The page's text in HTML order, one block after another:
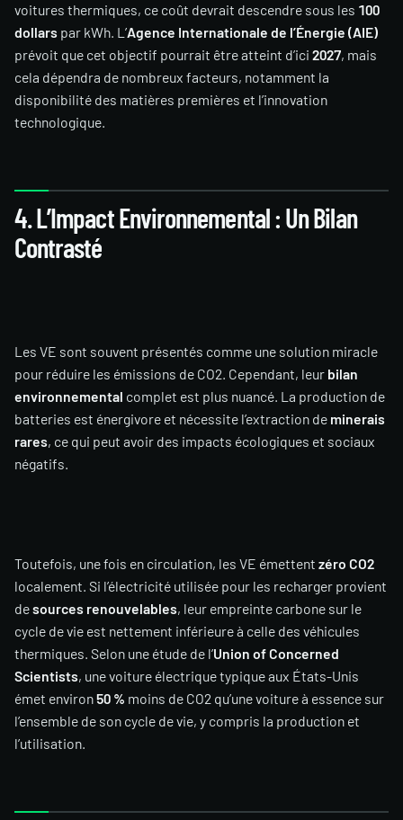
voitures thermiques, ce coût devrait descendre sous les 100
dollarspar kWh. L’Agence Internationale de l’Énergie (AIE)
prévoit que cet objectif pourrait être atteint d’ici 2027, mais
cela dépendra de nombreux facteurs, notamment la
disponibilité des matières premières et l’innovation
technologique.
4. L’Impact Environnemental : Un Bilan
Contrasté
Les VE sont souvent présentés comme une solution miracle
pour réduire les émissions de CO2. Cependant, leur bilan
environnemental complet est plus nuancé. La production de
batteries est énergivore et nécessite l’extraction de minerais
rares, ce qui peut avoir des impacts écologiques et sociaux
négatifs.
Toutefois, une fois en circulation, les VE émettent zéro CO2
localement. Si l’électricité utilisée pour les recharger provient
desources renouvelables, leur empreinte carbone sur le
cycle de vie est nettement inférieure à celle des véhicules
thermiques. Selon une étude de l’Union of Concerned
Scientists, une voiture électrique typique aux États-Unis
émet environ50 % moins de CO2 qu’une voiture à essence sur
l’ensemble de son cycle de vie, y compris la production et
l’utilisation.